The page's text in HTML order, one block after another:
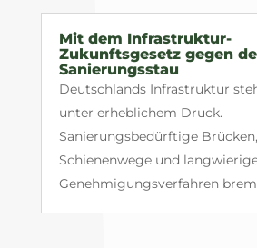
Mit dem Infrastruktur-
Zukunftsgesetz gegen
Sanierungsstau
Deutschlands Infrastruktur
unter erheblichem Druck.
Sanierungsbedürftige
Schienenwege und
Genehmigungsverfahren